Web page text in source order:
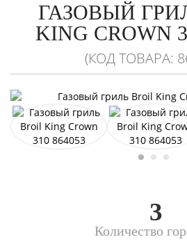
ГАЗОВЫЙ
KING CROWN
(КОД ТОВАРА:
3
Количество